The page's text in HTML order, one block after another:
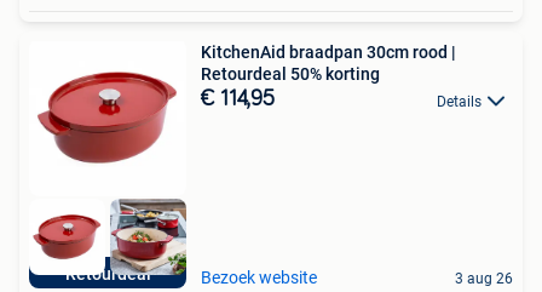
Retourdeal
KitchenAid braadpan 30cm rood |
Retourdeal 50% korting
€ 114,95 Details
Bezoek website 3 aug 26